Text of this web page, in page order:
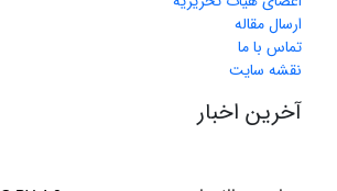
ارسال مقاله
تماس با ما
نقشه سایت
آخرین اخبار